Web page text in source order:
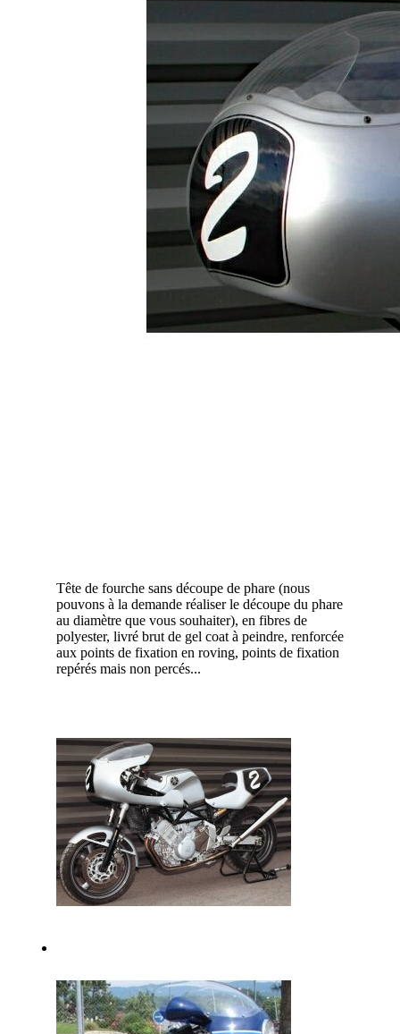
Tête de fourche sans découpe de phare (nous
pouvons à la demande réaliser le découpe du phare
au diamètre que vous souhaiter), en fibres de
polyester, livré brut de gel coat à peindre, renforcée
aux points de fixation en roving, points de fixation
repérés mais non percés...